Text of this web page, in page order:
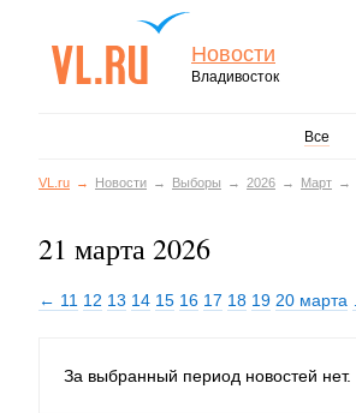
Новости
Владивосток
Все
VL.ru Новости Выборы 2026 Март
21 марта 2026
← 11 12 13 14 15 16 17 18 19 20 марта
За выбранный период новостей нет.